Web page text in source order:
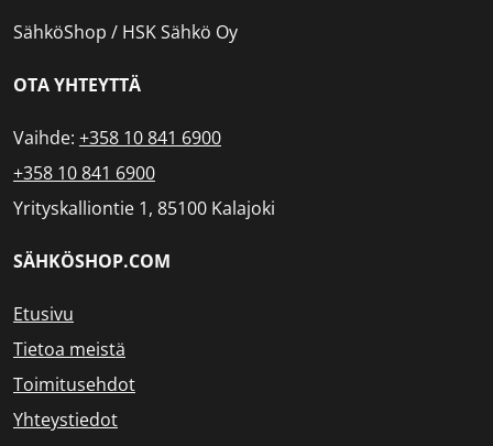
SähköShop / HSK Sähkö Oy
OTA YHTEYTTÄ
Vaihde: +358 10 841 6900
+358 10 841 6900
Yrityskalliontie 1, 85100 Kalajoki
SÄHKÖSHOP.COM
Etusivu
Tietoa meistä
Toimitusehdot
Yhteystiedot